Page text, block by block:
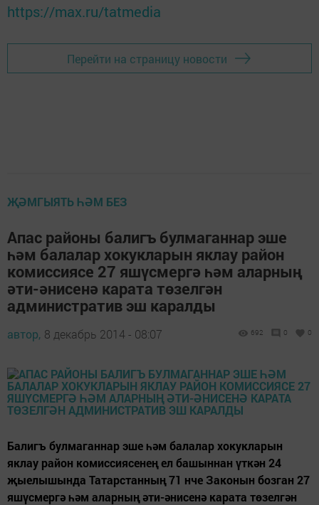
https://max.ru/tatmedia
Перейти на страницу новости
ҖӘМГЫЯТЬ ҺӘМ БЕЗ
Апас районы балигъ булмаганнар эше
һәм балалар хокукларын яклау район
комиссиясе 27 яшүсмергә һәм аларның
әти-әнисенә карата төзелгән
административ эш каралды
автор, 8 декабрь 2014 - 08:07 692 0 0
Балигъ булмаганнар эше һәм балалар хокукларын
яклау район комиссиясенең ел башыннан үткән 24
җыелышында Татарстанның 71 нче Законын бозган 27
яшүсмергә һәм аларның әти-әнисенә карата төзелгән